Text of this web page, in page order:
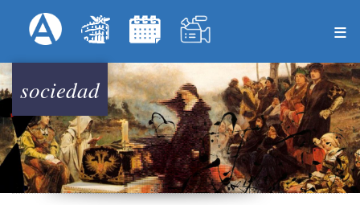
al
principal
Menú Superior
sociedad